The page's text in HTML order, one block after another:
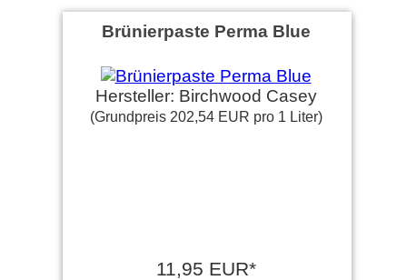
Brünierpaste Perma Blue
Hersteller: Birchwood Casey
(Grundpreis 202,54 EUR pro 1 Liter)
11,95 EUR*